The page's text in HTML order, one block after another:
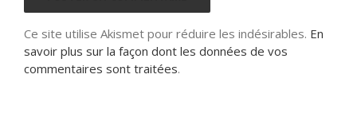
Ce site utilise Akismet pour réduire les indésirables. En
savoir plus sur la façon dont les données de vos
commentaires sont traitées.